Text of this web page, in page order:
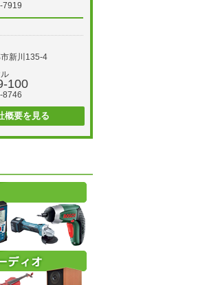
7919
新川135-4
100
8746
概要を見る